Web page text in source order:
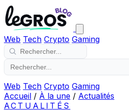
Web Tech Crypto Gaming
Web Tech Crypto Gaming
Accueil / À la une / Actualités
ACTUALITÉS